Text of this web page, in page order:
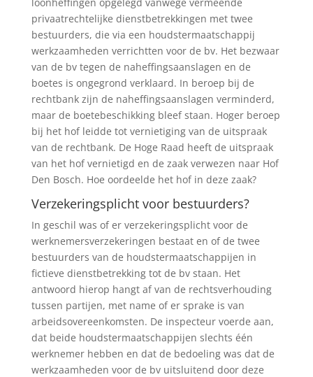
privaatrechtelijke dienstbetrekkingen met twee
bestuurders, die via een houdstermaatschappij
werkzaamheden verrichtten voor de bv. Het bezwaar
van de bv tegen de naheffingsaanslagen en de
boetes is ongegrond verklaard. In beroep bij de
rechtbank zijn de naheffingsaanslagen verminderd,
maar de boetebeschikking bleef staan. Hoger beroep
bij het hof leidde tot vernietiging van de uitspraak
van de rechtbank. De Hoge Raad heeft de uitspraak
van het hof vernietigd en de zaak verwezen naar Hof
Den Bosch. Hoe oordeelde het hof in deze zaak?
Verzekeringsplicht voor bestuurders?
In geschil was of er verzekeringsplicht voor de
werknemersverzekeringen bestaat en of de twee
bestuurders van de houdstermaatschappijen in
fictieve dienstbetrekking tot de bv staan. Het
antwoord hierop hangt af van de rechtsverhouding
tussen partijen, met name of er sprake is van
arbeidsovereenkomsten. De inspecteur voerde aan,
dat beide houdstermaatschappijen slechts één
werknemer hebben en dat de bedoeling was dat de
werkzaamheden voor de bv uitsluitend door deze